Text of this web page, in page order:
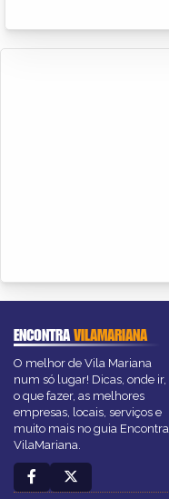
ENCONTRAVILAMARIANA
O melhor de Vila Mariana
num só lugar! Dicas, onde ir,
o que fazer, as melhores
empresas, locais, serviços e
muito mais no guia Encontra
VilaMariana.